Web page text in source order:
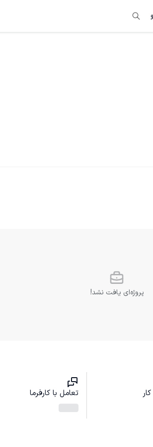
پروژه‌ای یافت نشد!
تعامل با کارفرما